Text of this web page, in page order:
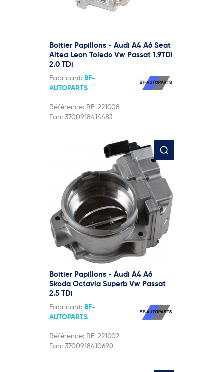
Boitier Papillons - Audi A4 A6 Seat
Altea Leon Toledo Vw Passat 1.9TDi
2.0 TDi
Fabricant: BF-
AUTOPARTS
Référence: BF-221008
Ean: 3700918414483
Boitier Papillons - Audi A4 A6
Skoda Octavia Superb Vw Passat
2.5 TDi
Fabricant: BF-
AUTOPARTS
Référence: BF-221002
Ean: 3700918410690